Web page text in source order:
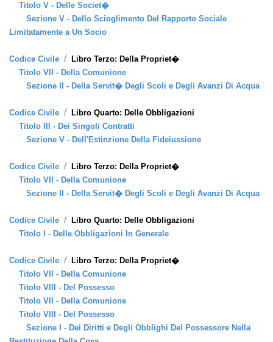
Titolo V - Delle Societ�
Sezione V - Dello Scioglimento Del Rapporto Sociale
Limitatamente a Un Socio
Codice Civile / Libro Terzo: Della Propriet�
Titolo VII - Della Comunione
Sezione II - Della Servit� Degli Scoli e Degli Avanzi Di Acqua
Codice Civile / Libro Quarto: Delle Obbligazioni
Titolo III - Dei Singoli Contratti
Sezione V - Dell'Estinzione Della Fideiussione
Codice Civile / Libro Terzo: Della Propriet�
Titolo VII - Della Comunione
Sezione II - Della Servit� Degli Scoli e Degli Avanzi Di Acqua
Codice Civile / Libro Quarto: Delle Obbligazioni
Titolo I - Delle Obbligazioni In Generale
Codice Civile / Libro Terzo: Della Propriet�
Titolo VII - Della Comunione
Titolo VIII - Del Possesso
Titolo VII - Della Comunione
Titolo VIII - Del Possesso
Sezione I - Dei Diritti e Degli Obblighi Del Possessore Nella